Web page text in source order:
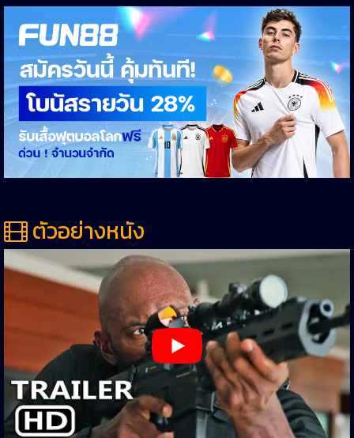
ตัวอย่างหนัง